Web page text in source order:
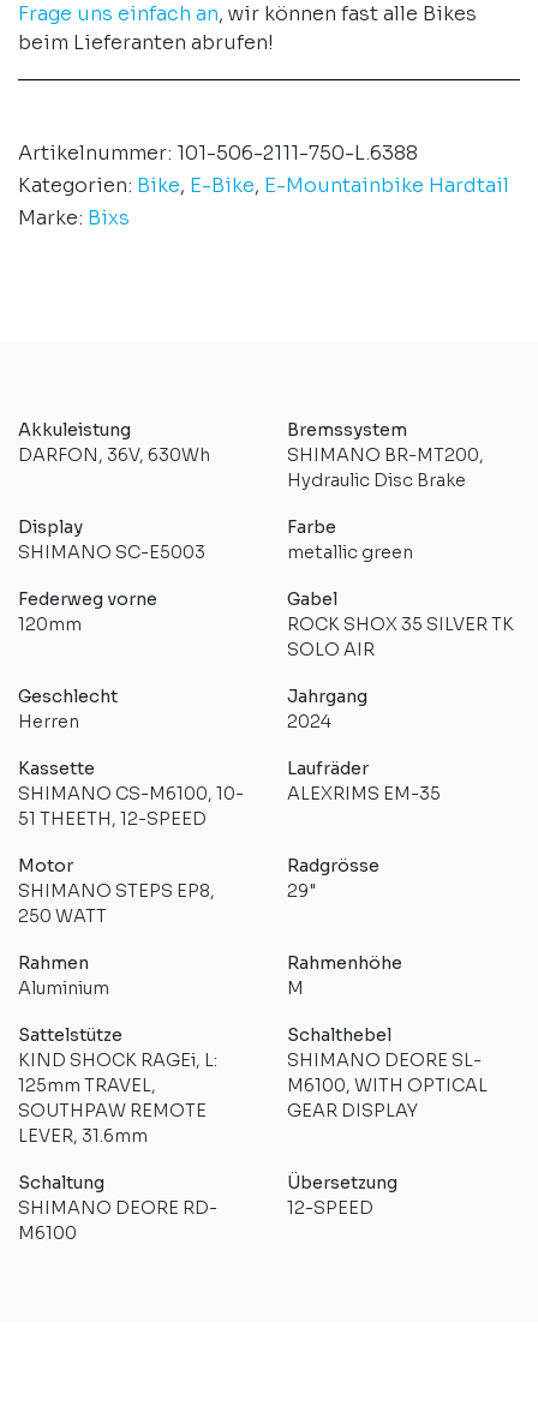
Frage uns einfach an, wir können fast alle Bikes
beim Lieferanten abrufen!
Artikelnummer: 101-506-2111-750-L.6388
Kategorien: Bike, E-Bike, E-Mountainbike Hardtail
Marke: Bixs
Akkuleistung
DARFON, 36V, 630Wh
Bremssystem
SHIMANO BR-MT200,
Hydraulic Disc Brake
Display
SHIMANO SC-E5003
Farbe
metallic green
Federweg vorne
120mm
Gabel
ROCK SHOX 35 SILVER TK
SOLO AIR
Geschlecht
Herren
Jahrgang
2024
Kassette
SHIMANO CS-M6100, 10-
51 THEETH, 12-SPEED
Laufräder
ALEXRIMS EM-35
Motor
SHIMANO STEPS EP8,
250 WATT
Radgrösse
29"
Rahmen
Aluminium
Rahmenhöhe
M
Sattelstütze
KIND SHOCK RAGEi, L:
125mm TRAVEL,
SOUTHPAW REMOTE
LEVER, 31.6mm
Schalthebel
SHIMANO DEORE SL-
M6100, WITH OPTICAL
GEAR DISPLAY
Schaltung
SHIMANO DEORE RD-
M6100
Übersetzung
12-SPEED